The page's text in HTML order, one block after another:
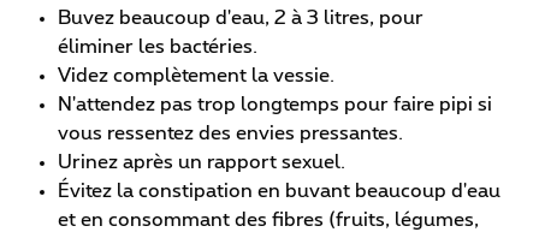
Buvez beaucoup d'eau, 2 à 3 litres, pour
éliminer les bactéries.
Videz complètement la vessie.
N'attendez pas trop longtemps pour faire pipi si
vous ressentez des envies pressantes.
Urinez après un rapport sexuel.
Évitez la constipation en buvant beaucoup d'eau
et en consommant des fibres (fruits, légumes,